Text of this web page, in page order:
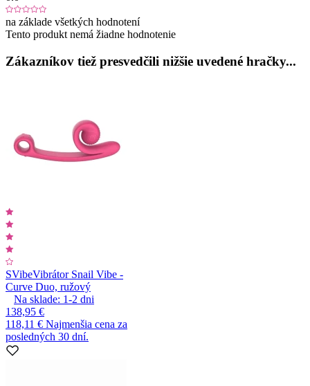
na základe všetkých hodnotení
Tento produkt nemá žiadne hodnotenie
Zákazníkov tiež presvedčili nižšie uvedené hračky...
SVibeVibrátor Snail Vibe -
Curve Duo, ružový
Na sklade: 1-2 dni
138,95 €
118,11 € Najmenšia cena za
posledných 30 dní.